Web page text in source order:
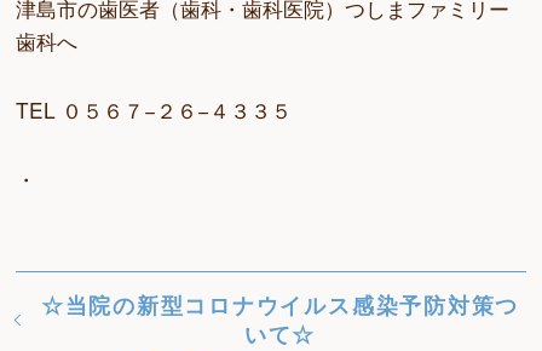
津島市の歯医者（歯科・歯科医院）つしまファミリー
歯科へ
TEL ０５６７−２６−４３３５
・
☆当院の新型コロナウイルス感染予防対策つ
いて☆